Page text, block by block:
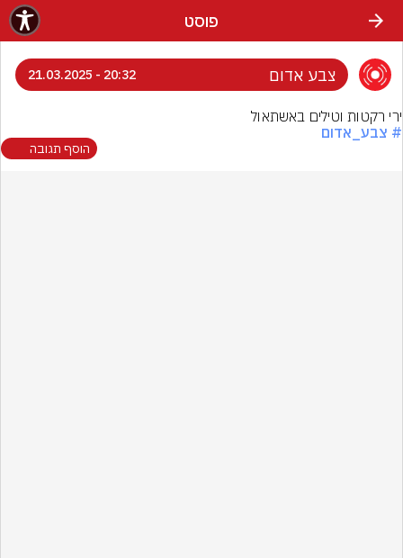
פוסט
צבע אדום 20:32 - 21.03.2025
ירי רקטות וטילים באשתאול
# צבע_אדום
הוסף תגובה